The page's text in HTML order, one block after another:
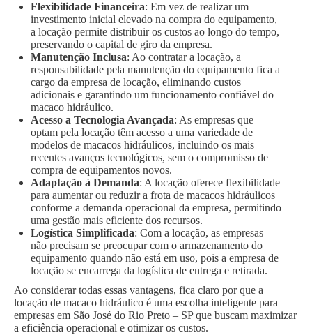
Flexibilidade Financeira: Em vez de realizar um
investimento inicial elevado na compra do equipamento,
a locação permite distribuir os custos ao longo do tempo,
preservando o capital de giro da empresa.
Manutenção Inclusa: Ao contratar a locação, a
responsabilidade pela manutenção do equipamento fica a
cargo da empresa de locação, eliminando custos
adicionais e garantindo um funcionamento confiável do
macaco hidráulico.
Acesso a Tecnologia Avançada: As empresas que
optam pela locação têm acesso a uma variedade de
modelos de macacos hidráulicos, incluindo os mais
recentes avanços tecnológicos, sem o compromisso de
compra de equipamentos novos.
Adaptação à Demanda: A locação oferece flexibilidade
para aumentar ou reduzir a frota de macacos hidráulicos
conforme a demanda operacional da empresa, permitindo
uma gestão mais eficiente dos recursos.
Logística Simplificada: Com a locação, as empresas
não precisam se preocupar com o armazenamento do
equipamento quando não está em uso, pois a empresa de
locação se encarrega da logística de entrega e retirada.
Ao considerar todas essas vantagens, fica claro por que a
locação de macaco hidráulico é uma escolha inteligente para
empresas em São José do Rio Preto – SP que buscam maximizar
a eficiência operacional e otimizar os custos.